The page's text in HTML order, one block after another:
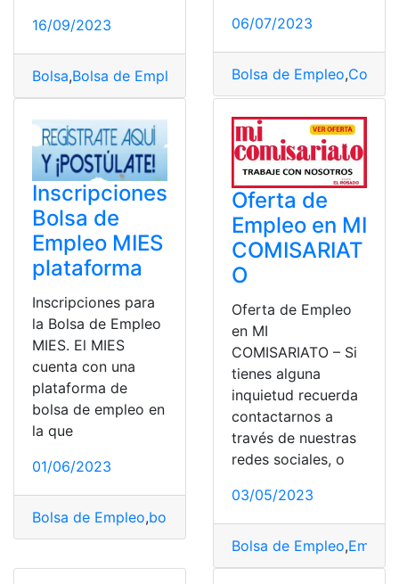
16/09/2023
Bolsa,Bolsa de Empleo Bono Chile,Chile,economía
06/07/2023
Bolsa de Empleo,
Inscripciones
Bolsa de
Empleo MIES
plataforma
Inscripciones para
la Bolsa de Empleo
MIES. El MIES
cuenta con una
plataforma de
bolsa de empleo en
la que
01/06/2023
Bolsa de Empleo,bolsa empleo
Oferta de
Empleo en MI
COMISARIAT
O
Oferta de Empleo
en MI
COMISARIATO – Si
tienes alguna
inquietud recuerda
contactarnos a
través de nuestras
redes sociales, o
03/05/2023
Bolsa de Empleo,Empleo